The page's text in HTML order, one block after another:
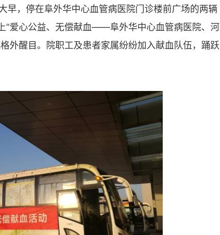
早，停在阜外华中心血管病医院门诊楼前广场的两辆
“爱心公益、无偿献血——阜外华中心血管病医院、河
外醒目。院职工及患者家属纷纷加入献血队伍，踊跃